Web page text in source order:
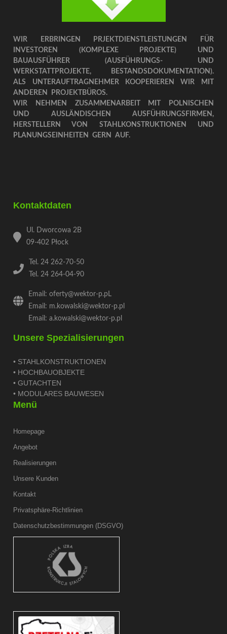
WIR ERBRINGEN PRJEKTDIENSTLEISTUNGEN FÜR
INVESTOREN (KOMPLEXE PROJEKTE) UND
BAUAUSFÜHRER (AUSFÜHRUNGS- UND
WERKSTATTPROJEKTE, BESTANDSDOKUMENTATION).
ALS UNTERAUFTRAGNEHMER KOOPERIEREN WIR MIT
ANDEREN PROJEKTBÜROS.
WIR NEHMEN ZUSAMMENARBEIT MIT POLNISCHEN
UND AUSLÄNDISCHEN AUSFÜHRUNGSFIRMEN,
HERSTELLERN VON STAHLKONSTRUKTIONEN UND
PLANUNGSEINHEITEN GERN AUF.
Kontaktdaten
Ul. Dworcowa 2B
09-402 Płock
Tel. 24 262-70-50
Tel. 24 264-04-90
Email: oferty@wektor-p.pL
Email: m.kowalski@wektor-p.pl
Email: a.kowalski@wektor-p.pl
Unsere Spezialisierungen
• STAHLKONSTRUKTIONEN
• HOCHBAUOBJEKTE
• GUTACHTEN
• MODULARES BAUWESEN
Menü
Homepage
Angebot
Realisierungen
Unsere Kunden
Kontakt
Privatsphäre-Richtlinien
Datenschutzbestimmungen (DSGVO)